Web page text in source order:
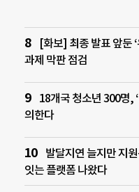
[화보] 최종 발표 앞둔
과제 막판 점검
18개국 청소년 300명,
의한다
발달지연 늘지만 지
잇는 플랫폼 나왔다